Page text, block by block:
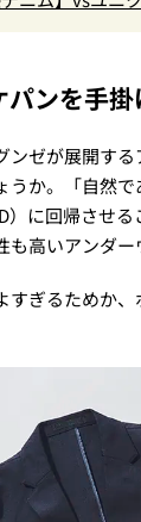
ンを手掛
ンゼが展開す
うか。「自然
）に回帰させ
高いアンダー
すぎるためか